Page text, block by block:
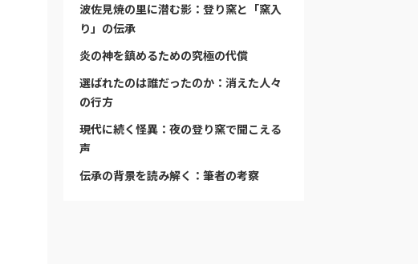
波佐見焼の里に潜む影：登り窯と「窯入
り」の伝承
炎の神を鎮めるための究極の代償
選ばれたのは誰だったのか：消えた人々
の行方
現代に続く怪異：夜の登り窯で聞こえる
声
伝承の背景を読み解く：筆者の考察